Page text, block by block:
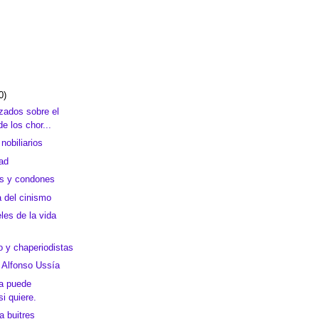
sobre el
los chor...
y condones
del cinismo
de la vida
y chaperiodistas
Ussía
puede
quiere.
buitres